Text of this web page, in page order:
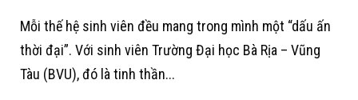
Mỗi thế hệ sinh viên đều mang trong mình một “dấu ấn
thời đại”. Với sinh viên Trường Đại học Bà Rịa – Vũng
Tàu (BVU), đó là tinh thần...